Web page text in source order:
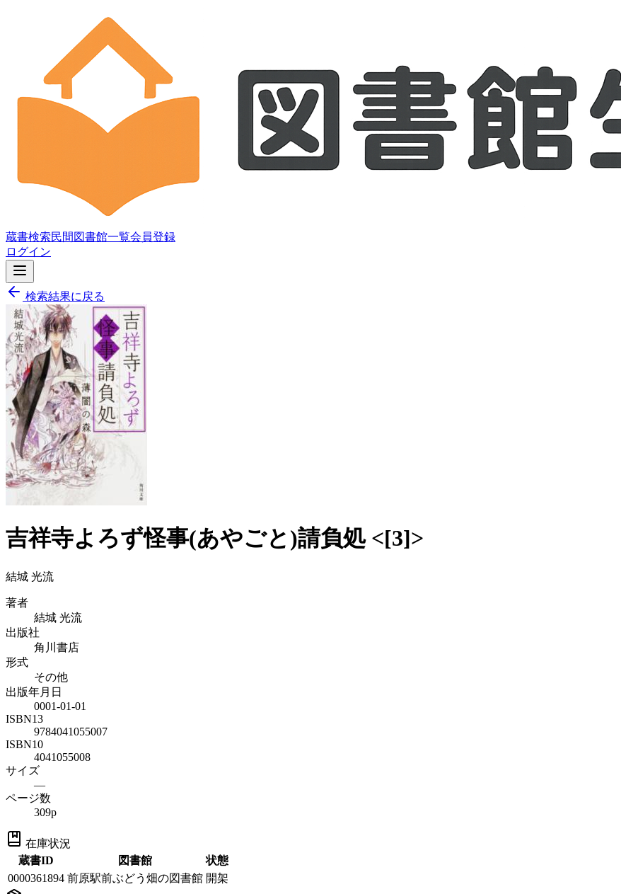
蔵書検索民間図書館一覧会員登録
ログイン
検索結果に戻る
吉祥寺よろず怪事(あやごと)請負処 <[3]>
結城 光流
著者
結城 光流
出版社
角川書店
形式
その他
出版年月日
0001-01-01
ISBN13
9784041055007
ISBN10
4041055008
サイズ
—
ページ数
309p
在庫状況
蔵書ID
図書館
状態
0000361894 前原駅前ぶどう畑の図書館 開架